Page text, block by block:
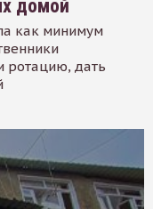
домой
как минимум
ротацию, дать